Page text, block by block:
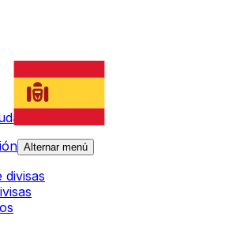
Alternar menú
divisas